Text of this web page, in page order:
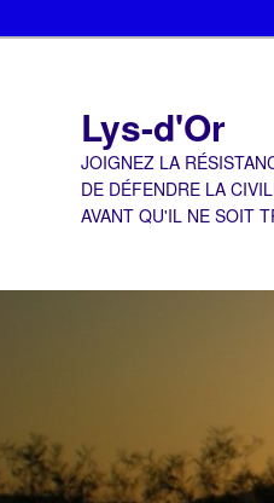
Lys-d'Or
JOIGNEZ LA
DE DÉFENDRE LA
AVANT QU'IL NE SOIT